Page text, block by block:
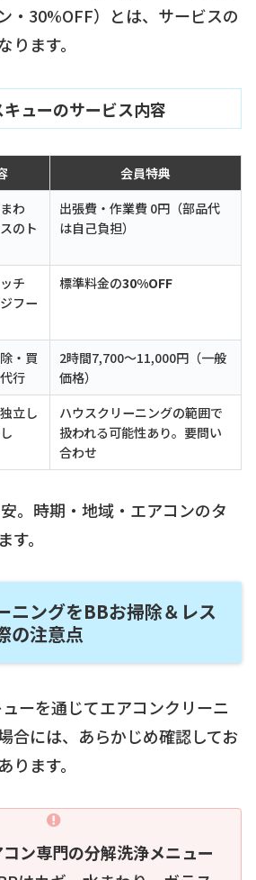
・30%OFF）とは、サービスの
ます。
ューのサービス内容
会員特典
わ
のト
出張費・作業費 0円（部品代
は自己負担）
チ
フー
標準料金の30%OFF
・買
行
2時間7,700〜11,000円（一般
価格）
立し
ハウスクリーニングの範囲で
扱われる可能性あり。要問い
合わせ
。時期・地域・エアコンのタ
。
ニングをBBお掃除＆レス
の注意点
ーを通じてエアコンクリーニ
合には、あらかじめ確認してお
ります。
ン専門の分解洗浄メニュー